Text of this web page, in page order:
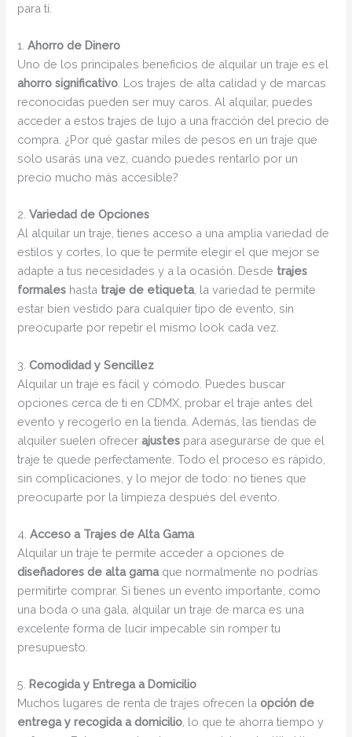
para ti.
1.Ahorro de Dinero
Uno de los principales beneficios de alquilar un traje es el
ahorro significativo . Los trajes de alta calidad y de marcas
reconocidas pueden ser muy caros. Al alquilar, puedes
acceder a estos trajes de lujo a una fracción del precio de
compra. ¿Por qué gastar miles de pesos en un traje que
solo usarás una vez, cuando puedes rentarlo por un
precio mucho más accesible?
2.Variedad de Opciones
Al alquilar un traje, tienes acceso a una amplia variedad de
estilos y cortes, lo que te permite elegir el que mejor se
adapte a tus necesidades y a la ocasión. Desde trajes
formales hasta traje de etiqueta, la variedad te permite
estar bien vestido para cualquier tipo de evento, sin
preocuparte por repetir el mismo look cada vez.
3.Comodidad y Sencillez
Alquilar un traje es fácil y cómodo. Puedes buscar
opciones cerca de ti en CDMX, probar el traje antes del
evento y recogerlo en la tienda. Además, las tiendas de
alquiler suelen ofrecerajustes para asegurarse de que el
traje te quede perfectamente. Todo el proceso es rápido,
sin complicaciones, y lo mejor de todo: no tienes que
preocuparte por la limpieza después del evento.
4.Acceso a Trajes de Alta Gama
Alquilar un traje te permite acceder a opciones de
diseñadores de alta gamaque normalmente no podrías
permitirte comprar. Si tienes un evento importante, como
una boda o una gala, alquilar un traje de marca es una
excelente forma de lucir impecable sin romper tu
presupuesto.
5. Recogida y Entrega a Domicilio
Muchos lugares de renta de trajes ofrecen laopción de
entrega y recogida a domicilio , lo que te ahorra tiempo y